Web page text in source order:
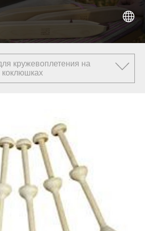
кружевоплетения на
коклюшках